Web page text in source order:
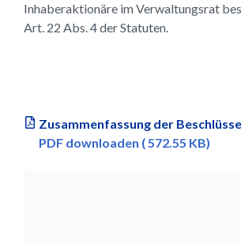
Inhaberaktionäre im Verwaltungsrat
Art. 22 Abs. 4 der Statuten.
Zusammenfassung der Beschlüsse
PDF downloaden ( 572.55 KB)